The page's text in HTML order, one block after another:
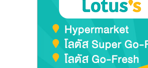
ขยาย